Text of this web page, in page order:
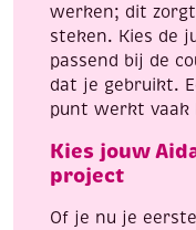
werken; dit
steken. Kies de
passend bij de
dat je gebruikt.
punt werkt vaak
Kies jouw
project
Of je nu je